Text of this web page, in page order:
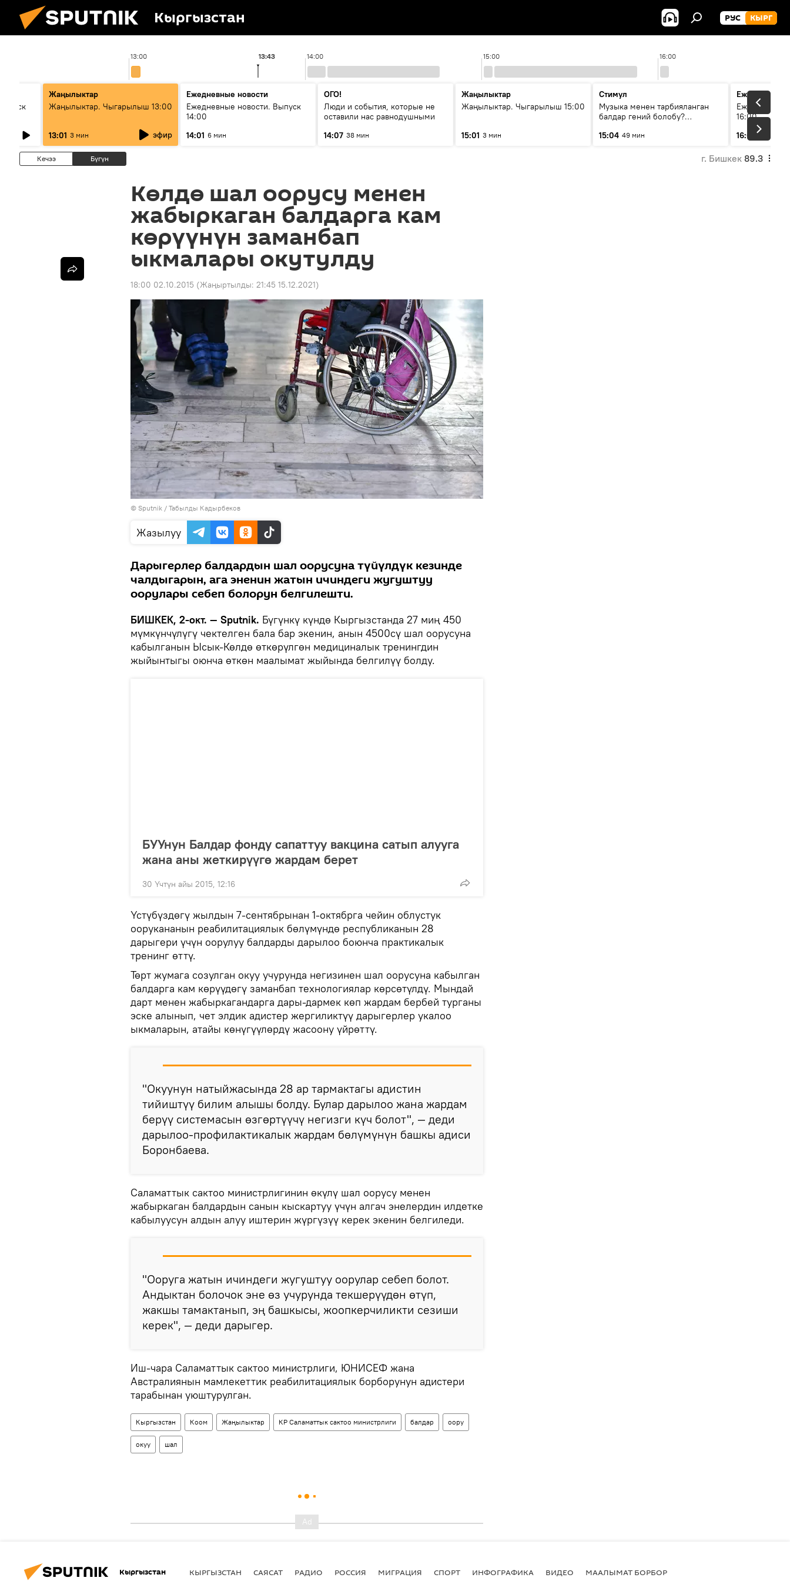
Кыргызстан РУС КЫРГ
13:00 14:00 15:00 16:00
13:43
Жаңылыктар
Жаңылыктар. Чыгарылыш 13:00
13:01 3 мин эфир
Ежедневные новости
Ежедневные новости. Выпуск
14:00
14:01 6 мин
ОГО!
Люди и события, которые не
оставили нас равнодушными
14:07 38 мин
Жаңылыктар
Жаңылыктар. Чыгарылыш 15:00
15:01 3 мин
Стимул
Музыка менен тарбияланган
балдар гений болобу?
музыканын орду
15:04 49 мин
Ежедневные
Ежедневные
16:00
16:01
3 мин
Кечээ Бүгүн г. Бишкек 89.3
Көлдө шал оорусу менен
жабыркаган балдарга кам
көрүүнүн заманбап
ыкмалары окутулду
18:00 02.10.2015 (Жаңыртылды: 21:45 15.12.2021)
© Sputnik / Табылды Кадырбеков
Жазылуу
Дарыгерлер балдардын шал оорусуна түйүлдүк кезинде
чалдыгарын, ага эненин жатын ичиндеги жугуштуу
оорулары себеп болорун белгилешти.
БИШКЕК, 2-окт. — Sputnik. Бүгүнкү күндө Кыргызстанда 27 миң 450
мүмкүнчүлүгү чектелген бала бар экенин, анын 4500cү шал оорусуна
кабылганын Ысык-Көлдө өткөрүлгөн медициналык тренингдин
жыйынтыгы оюнча өткөн маалымат жыйында белгилүү болду.
БУУнун Балдар фонду сапаттуу вакцина сатып алууга
жана аны жеткирүүгө жардам берет
30 Үчтүн айы 2015, 12:16
Үстүбүздөгү жылдын 7-сентябрынан 1-октябрга чейин облустук
оорукананын реабилитациялык бөлүмүндө республиканын 28
дарыгери үчүн оорулуу балдарды дарылоо боюнча практикалык
тренинг өттү.
Төрт жумага созулган окуу учурунда негизинен шал оорусуна кабылган
балдарга кам көрүүдөгү заманбап технологиялар көрсөтүлдү. Мындай
дарт менен жабыркагандарга дары-дармек көп жардам бербей турганы
эске алынып, чет элдик адистер жергиликтүү дарыгерлер укалоо
ыкмаларын, атайы көнүгүүлөрдү жасоону үйрөттү.
"Окуунун натыйжасында 28 ар тармактагы адистин
тийиштүү билим алышы болду. Булар дарылоо жана жардам
берүү системасын өзгөртүүчү негизги күч болот", — деди
дарылоо-профилактикалык жардам бөлүмүнүн башкы адиси
Боронбаева.
Саламаттык сактоо министрлигинин өкүлү шал оорусу менен
жабыркаган балдардын санын кыскартуу үчүн алгач энелердин илдетке
кабылуусун алдын алуу иштерин жүргүзүү керек экенин белгиледи.
"Ооруга жатын ичиндеги жугуштуу оорулар себеп болот.
Андыктан болочок эне өз учурунда текшерүүдөн өтүп,
жакшы тамактанып, эң башкысы, жоопкерчиликти сезиши
керек", — деди дарыгер.
Иш-чара Саламаттык сактоо министрлиги, ЮНИСЕФ жана
Австралиянын мамлекеттик реабилитациялык борборунун адистери
тарабынан уюштурулган.
Кыргызстан Коом Жаңылыктар КР Саламаттык сактоо министрлиги балдар оору
окуу шал
Кыргызстан КЫРГЫЗСТАН САЯСАТ РАДИО РОССИЯ МИГРАЦИЯ СПОРТ ИНФОГРАФИКА ВИДЕО МААЛЫМАТ БОРБОР